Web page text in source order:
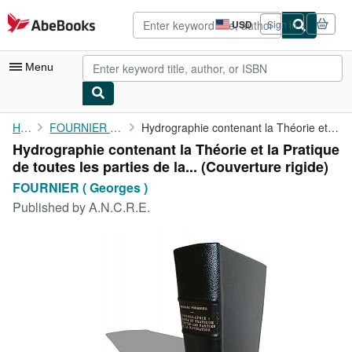
Skip to main content
AbeBooks.com USD
Site
shopping
preferences
Sign in
Menu
My Account
My Purchases
Advanced Search
Browse Collections
Home FOURNIER ( Georges ) Hydrographie contenant la Théorie et la Pratique de toutes les ...
Hydrographie contenant la Théorie et la Pratique
de toutes les parties de la... (Couverture rigide)
FOURNIER ( Georges )
Published byA.N.C.R.E.